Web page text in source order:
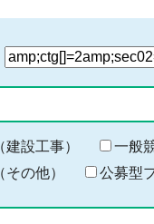
検
る
キ
ー
ー
設工事） 一般
の他）
公募型